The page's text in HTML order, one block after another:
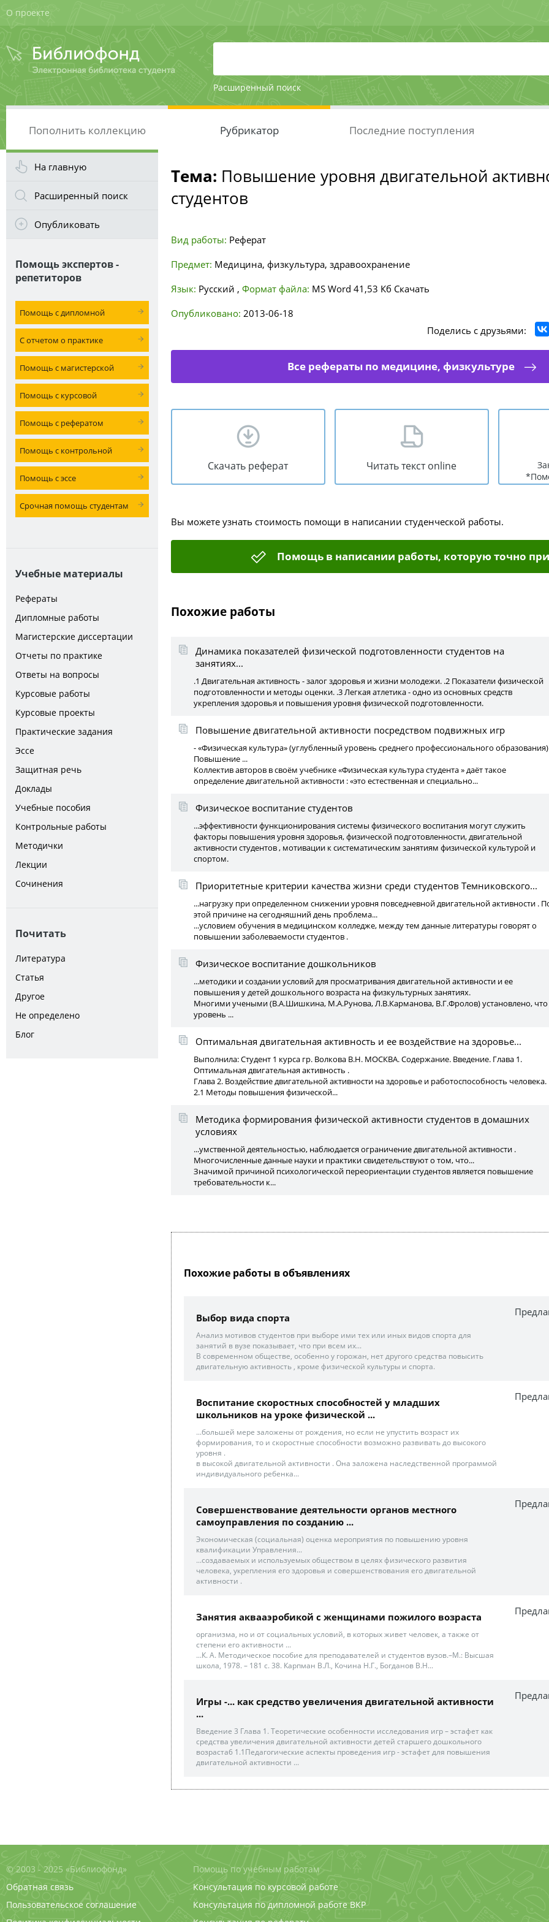
О проекте
Расширенный поиск
Пополнить коллекцию Рубрикатор Последние поступления
На главную
Расширенный поиск
Опубликовать
Помощь экспертов -
репетиторов
Помощь с дипломной
С отчетом о практике
Помощь с магистерской
Помощь с курсовой
Помощь с рефератом
Помощь с контрольной
Помощь с эссе
Срочная помощь студентам
Учебные материалы
Рефераты
Дипломные работы
Магистерские диссертации
Отчеты по практике
Ответы на вопросы
Курсовые работы
Курсовые проекты
Практические задания
Эссе
Защитная речь
Доклады
Учебные пособия
Контрольные работы
Методички
Лекции
Сочинения
Почитать
Литература
Статья
Другое
Не определено
Блог
Тема: Повышение уровня двигательной
студентов
Вид работы: Реферат
Предмет: Медицина, физкультура, здравоохранение
Язык: Русский , Формат файла: MS Word 41,53 Кб Скачать
Опубликовано: 2013-06-18
Поделись с друзьями:
Все рефераты по медицине, физкультуре
Скачать реферат Читать текст online
Вы можете узнать стоимость помощи в написании студенческой работы.
Помощь в написании работы, которую точно
Похожие работы
Динамика показателей физической подготовленности студентов на
занятиях...
.1 Двигательная активность - залог здоровья и жизни молодежи. .2 Показатели физической
подготовленности и методы оценки. .3 Легкая атлетика - одно из основных средств
укрепления здоровья и повышения уровня физической подготовленности.
Повышение двигательной активности посредством подвижных игр
- «Физическая культура» (углубленный уровень среднего профессионального образования)
Повышение ...
Коллектив авторов в своём учебнике «Физическая культура студента » даёт такое
определение двигательной активности : «это естественная и специально...
Физическое воспитание студентов
...эффективности функционирования системы физического воспитания могут служить
факторы повышения уровня здоровья, физической подготовленности, двигательной
активности студентов , мотивации к систематическим занятиям физической культурой и
спортом.
Приоритетные критерии качества жизни среди студентов Темниковского...
...нагрузку при определенном снижении уровня повседневной двигательной активности .
этой причине на сегодняшний день проблема...
...условием обучения в медицинском колледже, между тем данные литературы говорят о
повышении заболеваемости студентов .
Физическое воспитание дошкольников
...методики и создании условий для просматривания двигательной активности и ее
повышения у детей дошкольного возраста на физкультурных занятиях.
Многими учеными (В.А.Шишкина, М.А.Рунова, Л.В.Карманова, В.Г.Фролов) установлено, что
уровень ...
Оптимальная двигательная активность и ее воздействие на здоровье...
Выполнила: Студент 1 курса гр. Волкова В.Н. МОСКВА. Содержание. Введение. Глава 1.
Оптимальная двигательная активность .
Глава 2. Воздействие двигательной активности на здоровье и работоспособность человека.
2.1 Методы повышения физической...
Методика формирования физической активности студентов в домашних
условиях
...умственной деятельностью, наблюдается ограничение двигательной активности .
Многочисленные данные науки и практики свидетельствуют о том, что...
Значимой причиной психологической переориентации студентов является повышение
требовательности к...
Похожие работы в объявлениях
Выбор вида спорта
Анализ мотивов студентов при выборе ими тех или иных видов спорта для
занятий в вузе показывает, что при всем их...
В современном обществе, особенно у горожан, нет другого средства повысить
двигательную активность , кроме физической культуры и спорта.
Воспитание скоростных способностей у младших
школьников на уроке физической ...
...большей мере заложены от рождения, но если не упустить возраст их
формирования, то и скоростные способности возможно развивать до высокого
уровня .
в высокой двигательной активности . Она заложена наследственной программой
индивидуального ребенка...
Совершенствование деятельности органов местного
самоуправления по созданию ...
Экономическая (социальная) оценка мероприятия по повышению уровня
квалификации Управления...
...создаваемых и используемых обществом в целях физического развития
человека, укрепления его здоровья и совершенствования его двигательной
активности .
Занятия аквааэробикой с женщинами пожилого возраста
организма, но и от социальных условий, в которых живет человек, а также от
степени его активности ...
...К. А. Методическое пособие для преподавателей и студентов вузов.–М.: Высшая
школа, 1978. – 181 с. 38. Карпман В.Л., Кочина Н.Г., Богданов В.Н...
Игры -... как средство увеличения двигательной активности
...
Введение 3 Глава 1. Теоретические особенности исследования игр – эстафет как
средства увеличения двигательной активности детей старшего дошкольного
возраста6 1.1Педагогические аспекты проведения игр - эстафет для повышения
двигательной активности ...
© 2003 - 2025 «Библиофонд»
Обратная связь
Пользовательское соглашение
Помощь по учебным работам
Консультация по курсовой работе
Консультация по дипломной работе ВКР